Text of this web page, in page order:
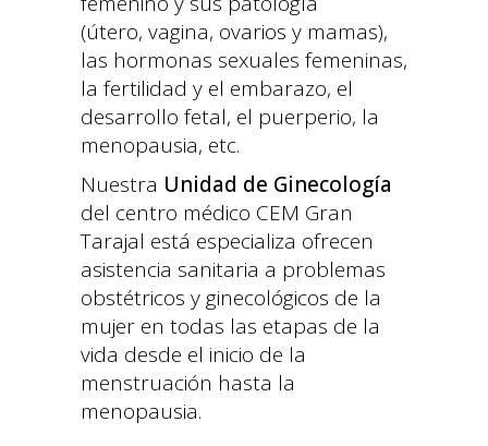
(útero, vagina, ovarios y mamas),
las hormonas sexuales femeninas,
la fertilidad y el embarazo, el
desarrollo fetal, el puerperio, la
menopausia, etc.
Nuestra Unidad de Ginecología
del centro médico CEM Gran
Tarajal está especializa ofrecen
asistencia sanitaria a problemas
obstétricos y ginecológicos de la
mujer en todas las etapas de la
vida desde el inicio de la
menstruación hasta la
menopausia.